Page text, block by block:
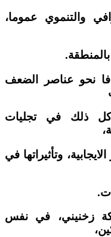
والتنموي عموما،
نحو عناصر الضعف
كل ذلك في تجليات
وتأثيراتها في
زخنيني، في نفس